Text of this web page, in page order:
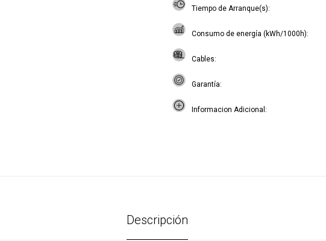
Tiempo de Arranque(s)
Consumo de energía (kWh/1000h)
Cables
Garantía
Informacion Adicional
Descripción